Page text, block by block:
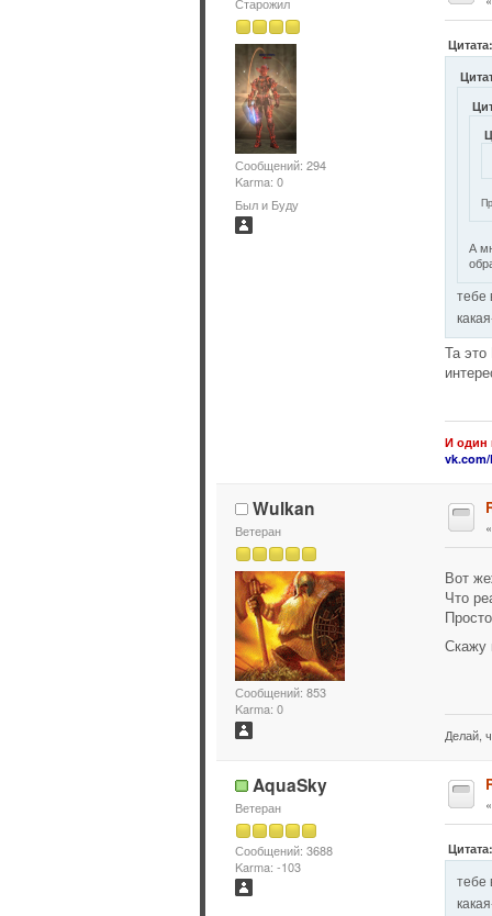
Сообщений: 294
Karma: 0
Был и Буду
А
тебе
Та
И один
Wulkan
Ветеран
Сообщений: 853
Karma: 0
«
Вот
Что
Скажу
Делай,
AquaSky
Ветеран
Сообщений: 3688
Karma: -103
«
тебе